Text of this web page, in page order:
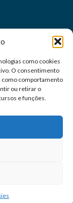
como cookies
O consentimento
como comportamento
ou retirar o
e funções.